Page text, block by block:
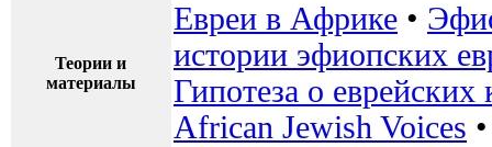
Теории и
материалы
Евреи в Африке •
истории эфиопских
Гипотеза о еврейских
African Jewish Voices